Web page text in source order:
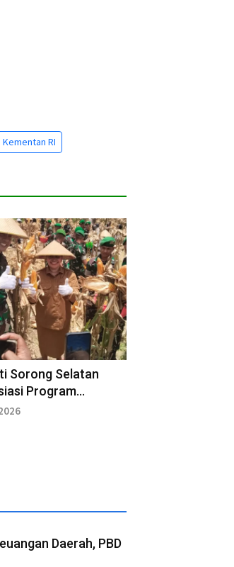
RI
Sorong Selatan
Program
Batalyon-TP
Daerah, PBD